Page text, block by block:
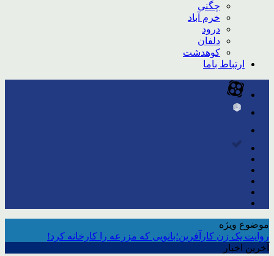
چگنی
خرم آباد
درود
دلفان
کوهدشت
ارتباط باما
موضوع ویژه
روایت یک زن کارآفرین؛بانویی که مزرعه را کارخانه کرد!
آخرین اخبار